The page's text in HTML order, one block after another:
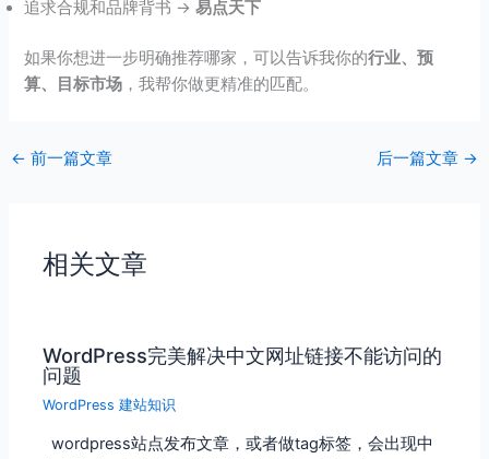
追求合规和品牌背书 →易点天下
如果你想进一步明确推荐哪家，可以告诉我你的行业、预
算、目标市场 ，我帮你做更精准的匹配。
← 前一篇文章 后一篇文章 →
相关文章
WordPress完美解决中文网址链接不能访问的
问题
WordPress 建站知识
wordpress站点发布文章，或者做tag标签，会出现中